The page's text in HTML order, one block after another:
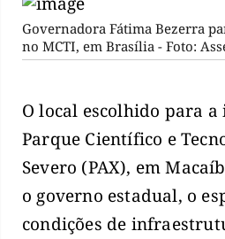
Governadora Fátima Bezerra
no MCTI, em Brasília - Foto:
O local escolhido para a
Parque Científico e
Severo (PAX), em
o governo estadual, o
condições de